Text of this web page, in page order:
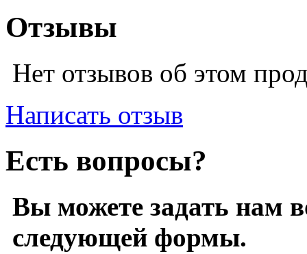
Отзывы
Нет отзывов об этом
Написать отзыв
Есть вопросы?
Вы можете задать нам
следующей формы.